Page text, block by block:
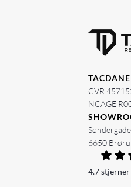
CVR
NCAGE
6650
4.7